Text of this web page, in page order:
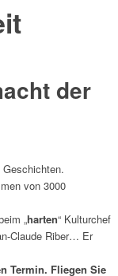
der
von 3000
„harten“ Kulturchef
Claude Riber… Er
Termin. Fliegen Sie